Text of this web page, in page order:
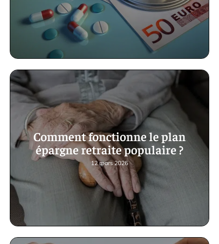
Comment fonctionne le plan
épargne retraite populaire ?
12 mars 2026